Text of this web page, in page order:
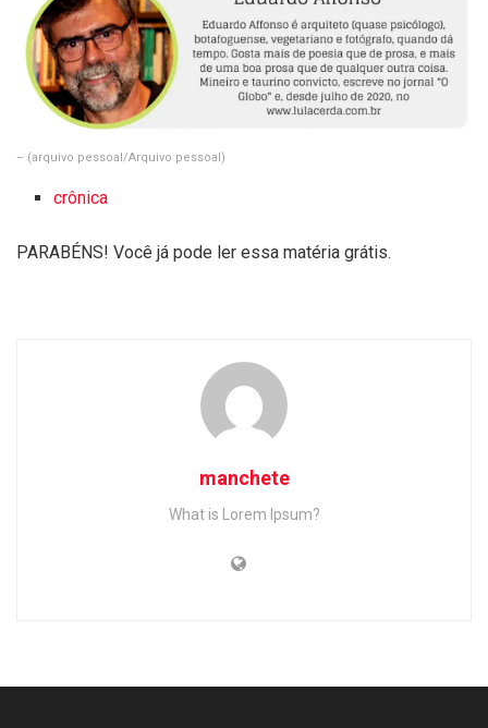
– (arquivo pessoal/Arquivo pessoal)
crônica
PARABÉNS! Você já pode ler essa matéria grátis.
manchete
What is Lorem Ipsum?